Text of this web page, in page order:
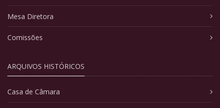
Mesa Diretora
Comissões
ARQUIVOS HISTÓRICOS
Casa de Câmara